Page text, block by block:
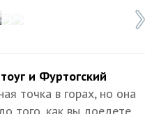
Тимур Агиров
и Фуртогский
точка в горах, но она